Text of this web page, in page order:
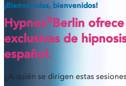
¡Bienvenidas, bienvenidos!
Hypnos®Berlin
exclusivas de
español.
¿A quién se dirigen estas